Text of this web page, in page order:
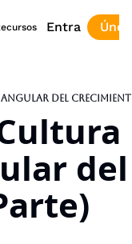
Entra
Angular del
del